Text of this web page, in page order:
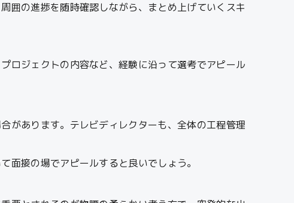
囲の進捗を随時確認しながら、まとめ上げていくスキ
ロジェクトの内容など、経験に沿って選考でアピール
があります。テレビディレクターも、全体の工程管理
面接の場でアピールすると良いでしょう。